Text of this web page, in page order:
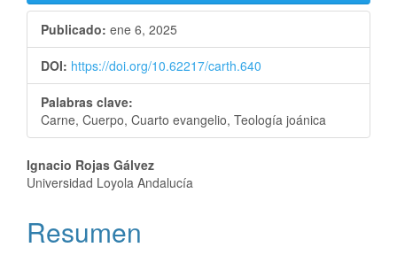
Publicado: ene 6, 2025
DOI: https://doi.org/10.62217/carth.640
Palabras clave:
Carne, Cuerpo, Cuarto evangelio, Teología joánica
Ignacio Rojas Gálvez
Universidad Loyola Andalucía
Resumen